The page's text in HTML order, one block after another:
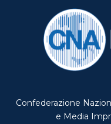
Confederazione
e Media